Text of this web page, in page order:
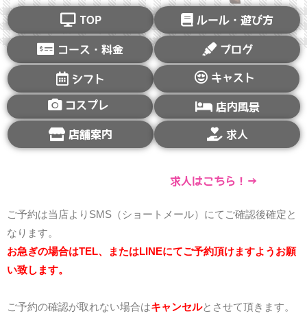
TOP ルール・遊び方
コース・料金 ブログ
シフト キャスト
コスプレ 店内風景
店舗案内 求人
求人はこちら！→
ご予約は当店よりSMS（ショートメール）にてご確認後確定と
なります。
お急ぎの場合はTEL、またはLINEにてご予約頂けますようお願
い致します。
ご予約の確認が取れない場合はキャンセルとさせて頂きます。